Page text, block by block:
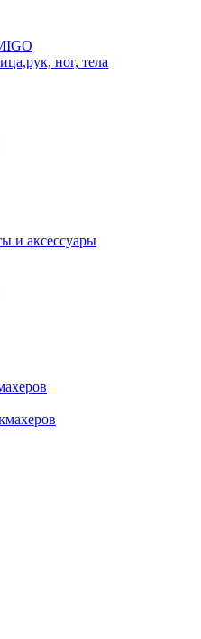
ног, тела
и аксессуары